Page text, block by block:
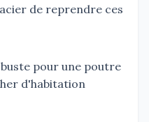
de reprendre ces
pour une poutre
d'habitation